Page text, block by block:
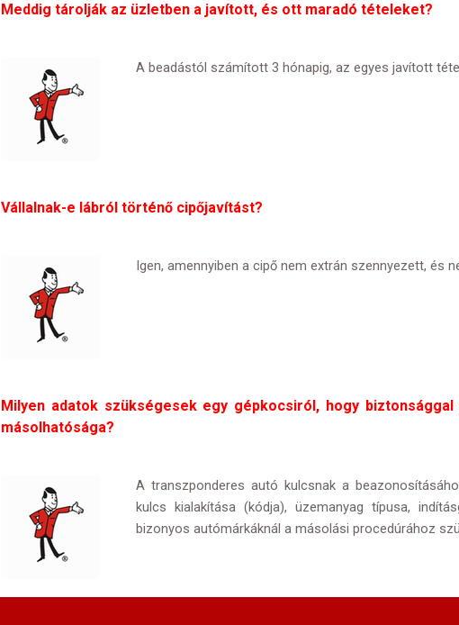
Meddig tárolják az üzletben a javított, és ott maradó tételeket?
A beadástól számított 3 hónapig, az egyes javított
Vállalnak-e lábról történő cipőjavítást?
Igen, amennyiben a cipő nem extrán szennyezett, és
Milyen adatok szükségesek egy gépkocsiról, hogy
másolhatósága?
A transzponderes autó kulcsnak a
kulcs kialakítása (kódja), üzemanyag típusa,
bizonyos autómárkáknál a másolási procedúrához